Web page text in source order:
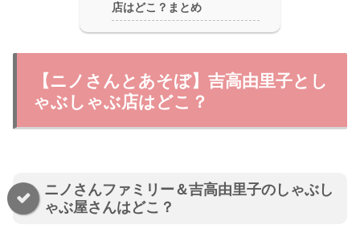
店はどこ？まとめ
【ニノさんとあそぼ】吉高由里子とし
ゃぶしゃぶ店はどこ？
ニノさんファミリー＆吉高由里子のしゃぶし
ゃぶ屋さんはどこ？